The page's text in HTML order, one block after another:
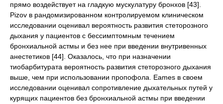
прямо воздействует на гладкую мускулатуру бронхов [43].
Pizov в рандомизированном контролируемом клиническом
исследовании оценивал вероятность развития стеторозного
дыхания у пациентов с бессимптомным течением
бронхиальной астмы и без нее при введении внутривенных
анестетиков [44]. Оказалось, что при назначении
тиобарбитурата вероятность развития стеторозного дыхания
выше, чем при использовании пропофола. Eames в своем
исследовании оценивал сопротивление дыхательных путей у
курящих пациентов без бронхиальной астмы при введении